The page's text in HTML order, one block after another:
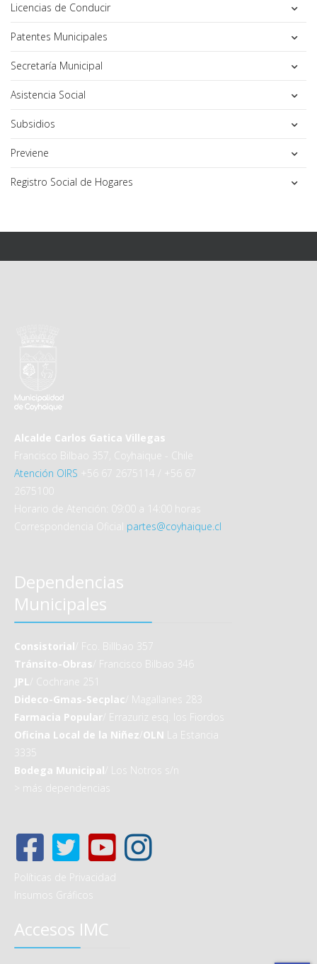
Licencias de Conducir
Patentes Municipales
Secretaría Municipal
Asistencia Social
Subsidios
Previene
Registro Social de Hogares
Alcalde Carlos Gatica Villegas
Francisco Bilbao 357, Coyhaique - Chile
Atención OIRS +56 67 2675114 / +56 67
2675100
Horario de Atención: 09:00 a 14:00 horas
Correspondencia Oficial partes@coyhaique.cl
Dependencias
Municipales
Consistorial / Fco. Billbao 357
Tránsito-Obras / Francisco Bilbao 346
JPL / Cochrane 251
Dideco-Gmas-Secplac / Magallanes 283
Farmacia Popular / Errazuriz esq. los Fiordos
Oficina Local de la Niñez OLN La Estancia
3335
Bodega Municipal / Los Notros s/n
más dependencias
Políticas de Privacidad
Insumos Gráficos
Accesos IMC